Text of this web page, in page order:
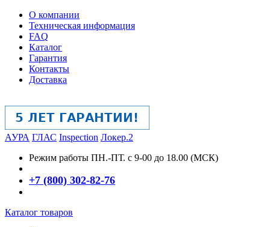
О компании
Техническая информация
FAQ
Каталог
Гарантия
Контакты
Доставка
АУРА ГЛАС Inspection Локер.2
Режим работы ПН.-ПТ. с 9-00 до 18.00 (МСК)
+7 (800) 302-82-76
Каталог товаров